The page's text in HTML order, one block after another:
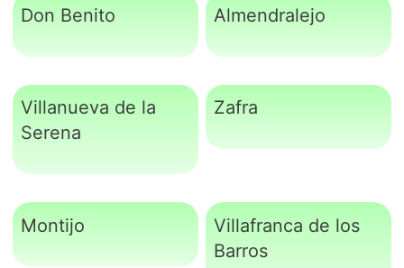
Don Benito Almendralejo
Villanueva de la
Serena
Zafra
Montijo
Villafranca de los
Barros